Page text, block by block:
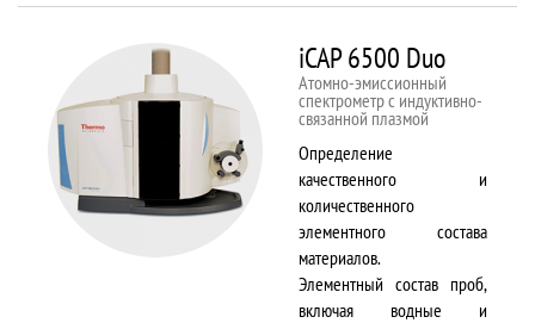
iCAP 6500 Duo
Атомно-эмиссионный
спектрометр с индуктивно-
связанной плазмой
Определение
качественного и
количественного
элементного состава
материалов.
Элементный состав проб,
включая водные и